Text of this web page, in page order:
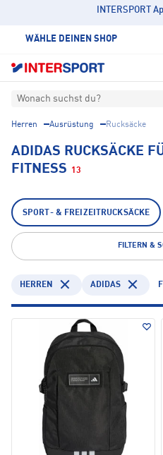
INTERSPORT
WÄHLE DEINEN SHOP
Wonach suchst du?
Herren Ausrüstung Rucksäcke
ADIDAS RUCKSÄCKE
FITNESS
13
SPORT- & FREIZEITRUCKSÄCKE
FILTERN &
HERREN ADIDAS